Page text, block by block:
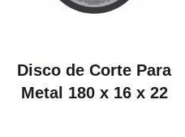
Disco de Corte Para
Metal 180 x 16 x 22